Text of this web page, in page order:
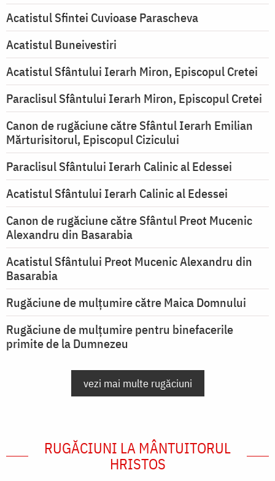
Acatistul Sfintei Cuvioase Parascheva
Acatistul Buneivestiri
Acatistul Sfântului Ierarh Miron, Episcopul Cretei
Paraclisul Sfântului Ierarh Miron, Episcopul Cretei
Canon de rugăciune către Sfântul Ierarh Emilian
Mărturisitorul, Episcopul Cizicului
Paraclisul Sfântului Ierarh Calinic al Edessei
Acatistul Sfântului Ierarh Calinic al Edessei
Canon de rugăciune către Sfântul Preot Mucenic
Alexandru din Basarabia
Acatistul Sfântului Preot Mucenic Alexandru din
Basarabia
Rugăciune de mulţumire către Maica Domnului
Rugăciune de mulțumire pentru binefacerile
primite de la Dumnezeu
vezi mai multe rugăciuni
RUGĂCIUNI LA MÂNTUITORUL
HRISTOS